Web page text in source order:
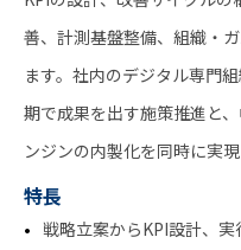
善、計測基盤整備、組織・
ます。社内のデジタル専門
期で成果を出す施策推進と
ンジンの内製化を同時に実現
特長
戦略立案からKPI設計、